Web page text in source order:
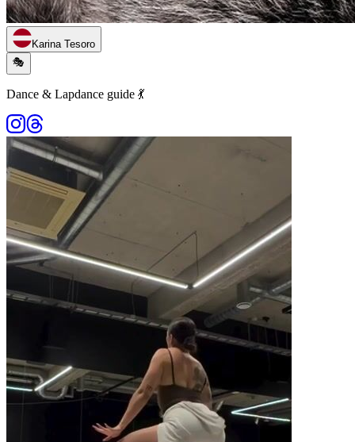
Karina Tesoro
🎭
Dance & Lapdance guide 💃